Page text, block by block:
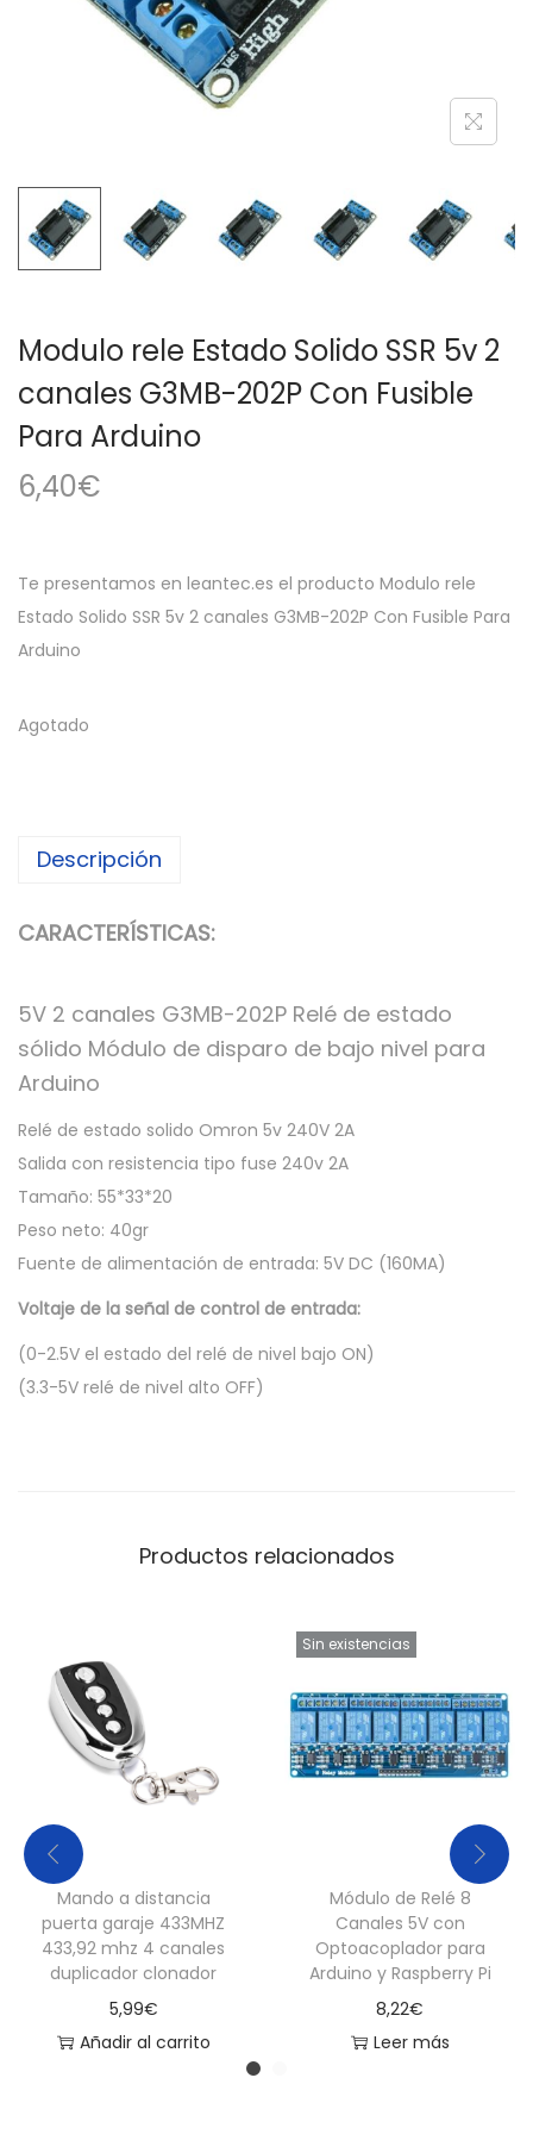
a
c
i
d
Modulo rele Estado Solido SSR 5v 2
canales G3MB-202P Con Fusible
Para Arduino
6,40€
Te presentamos en leantec.es el producto Modulo rele
Estado Solido SSR 5v 2 canales G3MB-202P Con Fusible Para
Arduino
Agotado
Descripción
CARACTERÍSTICAS:
5V 2 canales G3MB-202P Relé de estado
sólido Módulo de disparo de bajo nivel para
Arduino
Relé de estado solido Omron 5v 240V 2A
Salida con resistencia tipo fuse 240v 2A
Tamaño: 55*33*20
Peso neto: 40gr
Fuente de alimentación de entrada: 5V DC (160MA)
Voltaje de la señal de control de entrada:
(0-2.5V el estado del relé de nivel bajo ON)
(3.3-5V relé de nivel alto OFF)
Productos relacionados
Mando a distancia
puerta garaje 433MHZ
433,92 mhz 4 canales
duplicador clonador
5,99€
Añadir al carrito
Sin existencias
Módulo de Relé 8
Canales 5V con
Optoacoplador para
Arduino y Raspberry Pi
8,22€
Leer más